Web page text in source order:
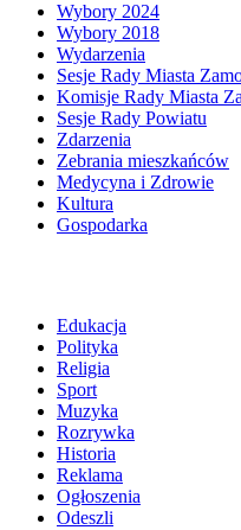
Wybory 2024
Wybory 2018
Wydarzenia
Sesje Rady Miasta
Komisje Rady Miasta
Sesje Rady Powiatu
Zdarzenia
Zebrania mieszkańców
Medycyna i Zdrowie
Kultura
Gospodarka
Edukacja
Polityka
Religia
Sport
Muzyka
Rozrywka
Historia
Reklama
Ogłoszenia
Odeszli